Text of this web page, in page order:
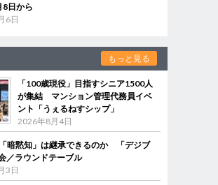
8日から
6日
もっと見る
「100歳現役」目指すシニア1500人
が集結 マンション管理代務員イベ
ント「うぇるねすシップ」
2026年8月4日
暗黙知」は継承できるのか 「デジブ
／ラウンドテーブル
3日